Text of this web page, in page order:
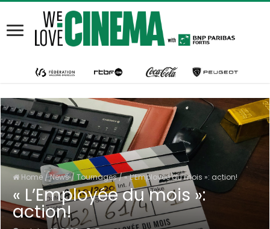
Home /News/ Tournages/« L’Employée du mois »: action!
« L’Employée du mois »:
action!